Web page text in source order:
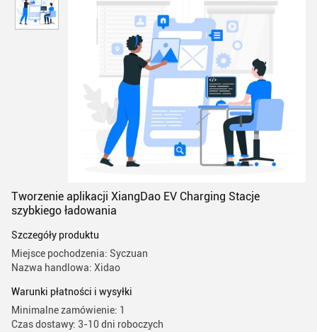
Tworzenie aplikacji XiangDao EV Charging Stacje
szybkiego ładowania
Szczegóły produktu
Miejsce pochodzenia: Syczuan
Nazwa handlowa: Xidao
Warunki płatności i wysyłki
Minimalne zamówienie: 1
Czas dostawy: 3-10 dni roboczych